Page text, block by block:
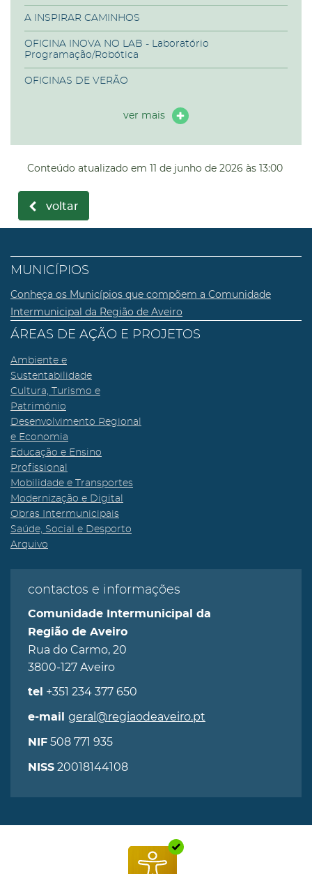
A INSPIRAR CAMINHOS
OFICINA INOVA NO LAB - Laboratório
Programação/Robótica
OFICINAS DE VERÃO
ver mais
Conteúdo atualizado em 11 de junho de 2026 às 13:00
voltar
MUNICÍPIOS
Conheça os Municípios que compõem a Comunidade
Intermunicipal da Região de Aveiro
ÁREAS DE AÇÃO E PROJETOS
Ambiente e
Sustentabilidade
Cultura, Turismo e
Património
Desenvolvimento Regional
e Economia
Educação e Ensino
Profissional
Mobilidade e Transportes
Modernização e Digital
Obras Intermunicipais
Saúde, Social e Desporto
Arquivo
contactos e informações
Comunidade Intermunicipal da
Região de Aveiro
Rua do Carmo, 20
3800-127 Aveiro
tel +351 234 377 650
e-mail geral@regiaodeaveiro.pt
NIF 508 771 935
NISS 20018144108